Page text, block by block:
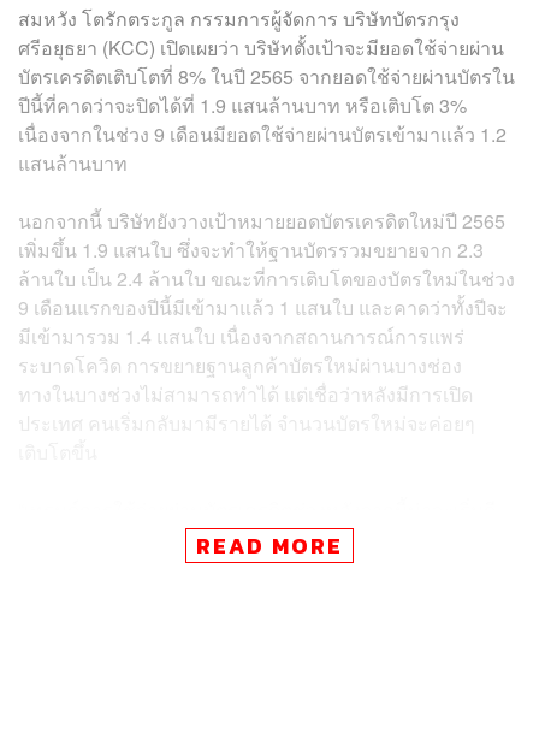
สมหวัง โตรักตระกูล กรรมการผู้จัดการ บริษัทบัตรกรุง
ศรีอยุธยา (KCC) เปิดเผยว่า บริษัทตั้งเป้าจะมียอดใช้จ่ายผ่าน
บัตรเครดิตเติบโตที่ 8% ในปี 2565 จากยอดใช้จ่ายผ่านบัตรใน
ปีนี้ที่คาดว่าจะปิดได้ที่ 1.9 แสนล้านบาท หรือเติบโต 3%
เนื่องจากในช่วง 9 เดือนมียอดใช้จ่ายผ่านบัตรเข้ามาแล้ว 1.2
แสนล้านบาท
นอกจากนี้ บริษัทยังวางเป้าหมายยอดบัตรเครดิตใหม่ปี 2565
เพิ่มขึ้น 1.9 แสนใบ ซึ่งจะทำให้ฐานบัตรรวมขยายจาก 2.3
ล้านใบ เป็น 2.4 ล้านใบ ขณะที่การเติบโตของบัตรใหม่ในช่วง
9 เดือนแรกของปีนี้มีเข้ามาแล้ว 1 แสนใบ และคาดว่าทั้งปีจะ
มีเข้ามารวม 1.4 แสนใบ เนื่องจากสถานการณ์การแพร่
ระบาดโควิด การขยายฐานลูกค้าบัตรใหม่ผ่านบางช่อง
ทางในบางช่วงไม่สามารถทำได้ แต่เชื่อว่าหลังมีการเปิด
ประเทศ คนเริ่มกลับมามีรายได้ จำนวนบัตรใหม่จะค่อยๆ
ขึ้นล้อไปกับการฟื้นตัวทางเศรษฐกิจที่มีการเปิดประเทศ โดย
เรามองว่า GDP ในปีหน้าจะขยายตัวได้ 3-4% การเติบโตของ
READ MORE